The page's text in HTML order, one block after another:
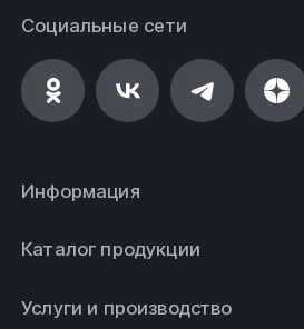
Социальные сети
Информация
Каталог продукции
Услуги и производство